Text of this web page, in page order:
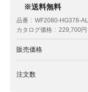
※送料無料
品番
WF2080-HG378-
カタログ価格
229,700円
販売価格
注文数